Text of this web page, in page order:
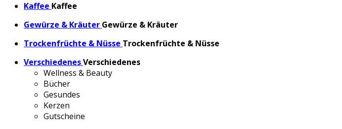
Kaffee Kaffee
Gewürze & Kräuter Gewürze & Kräuter
Trockenfrüchte & Nüsse Trockenfrüchte & Nüsse
VerschiedenesVerschiedenes
Wellness & Beauty
Bücher
Gesundes
Kerzen
Gutscheine